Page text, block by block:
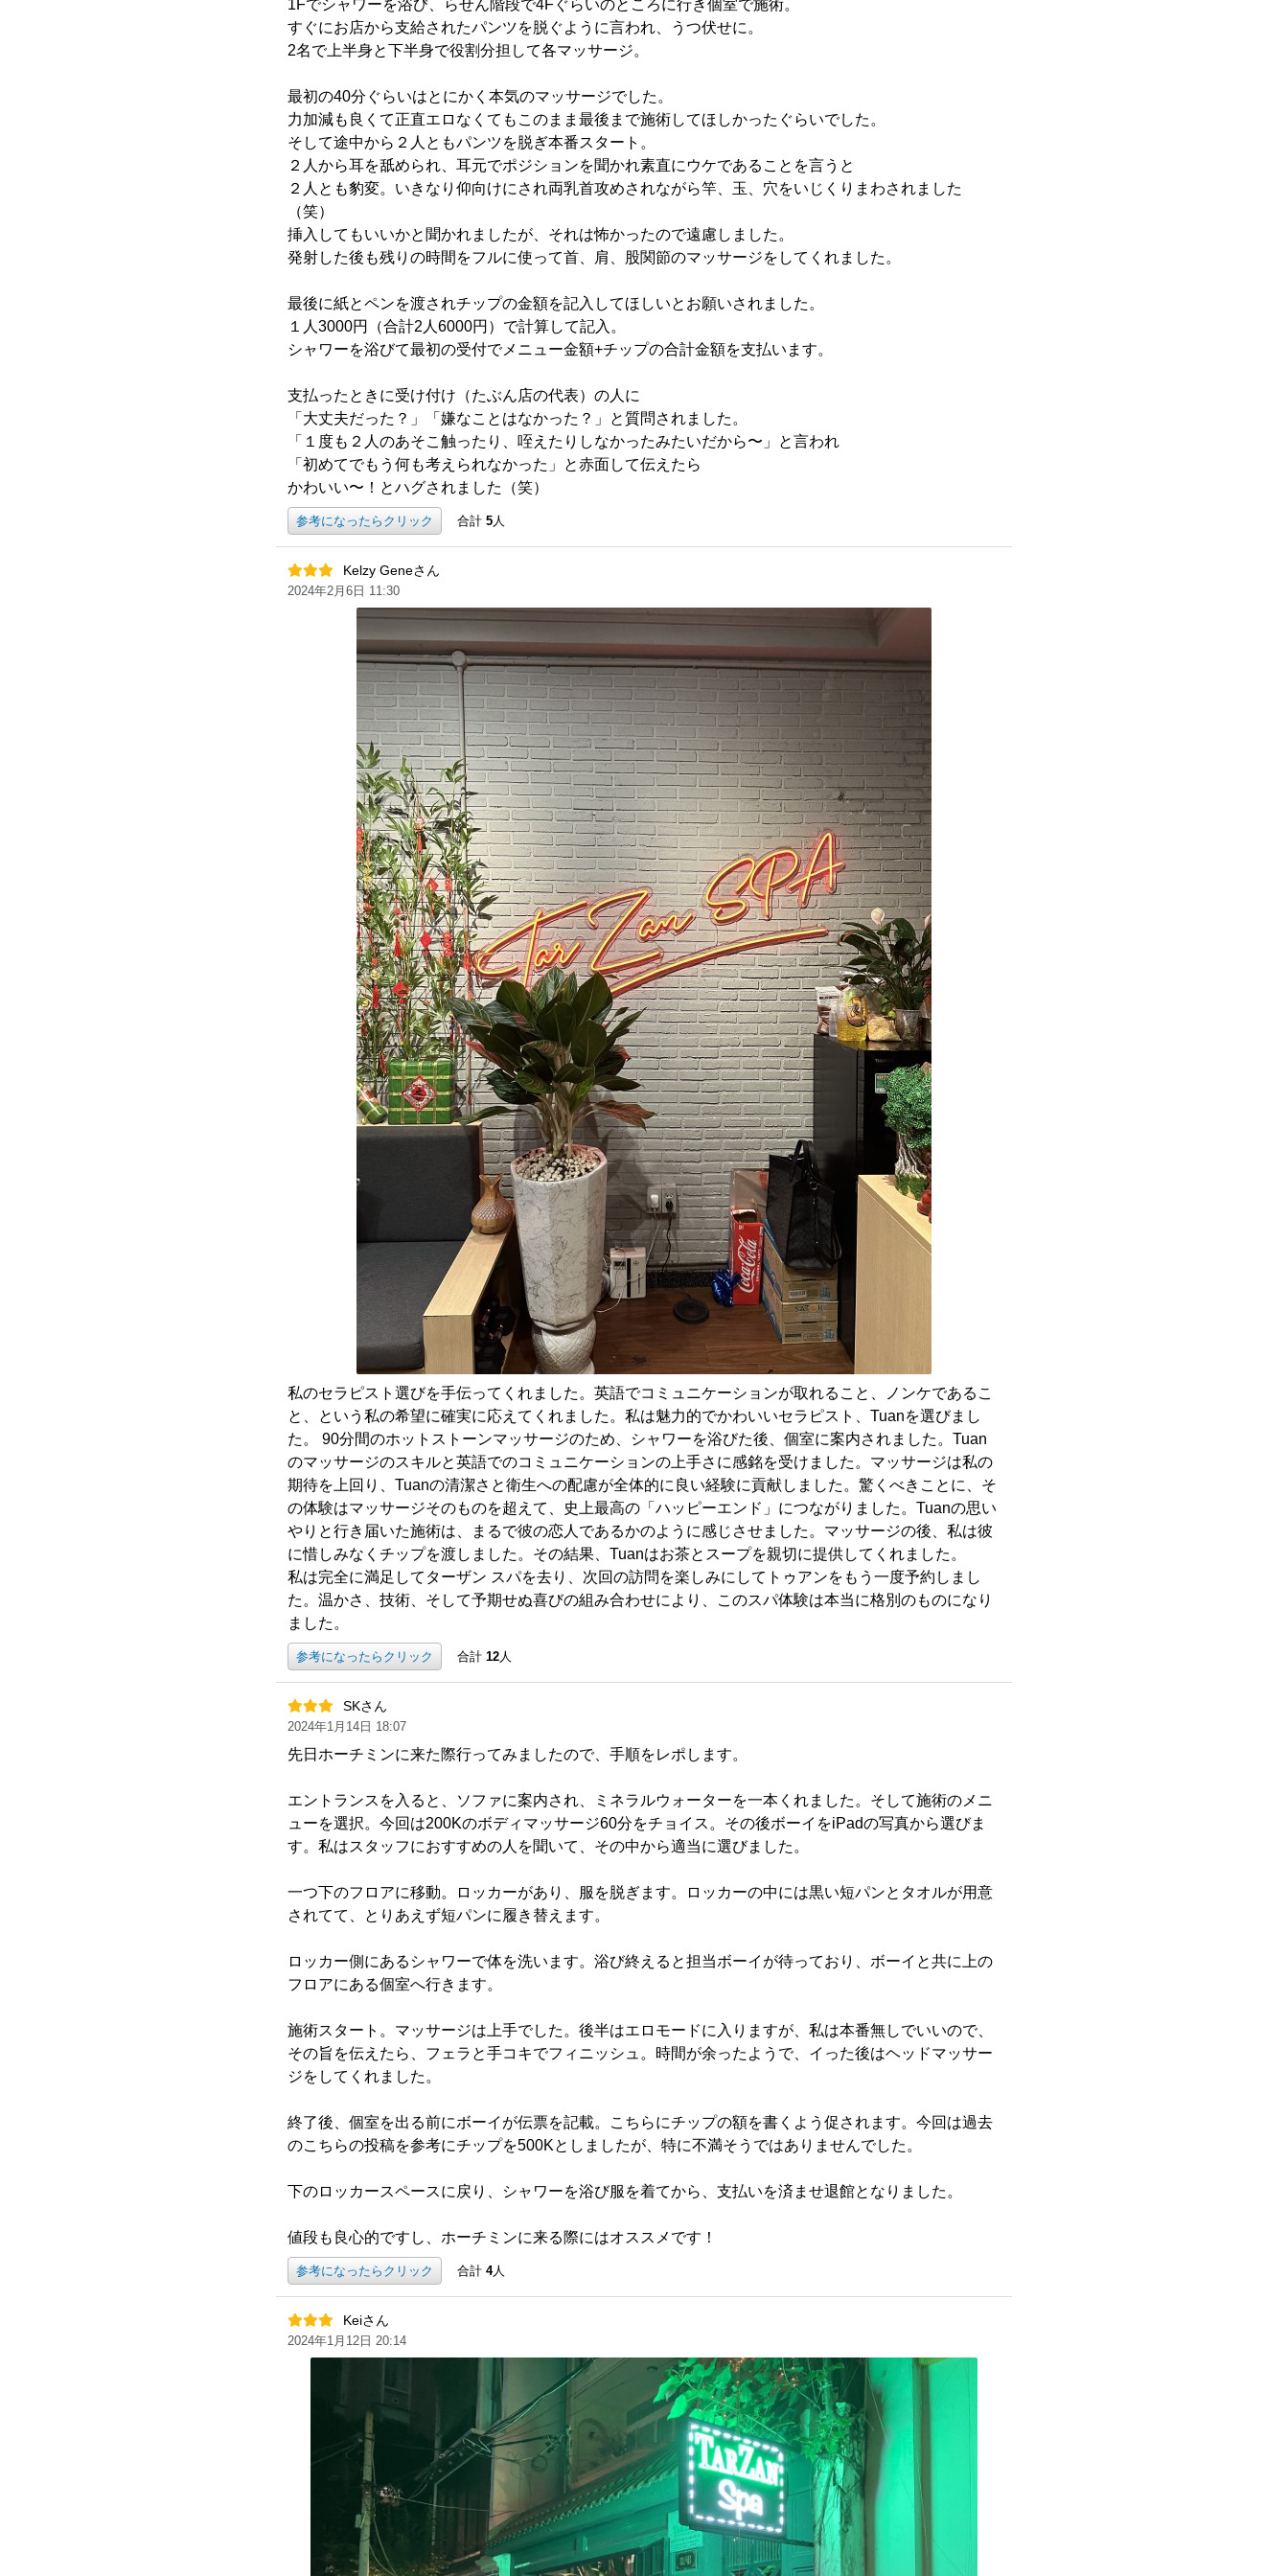
1Fでシャワーを浴び、らせん階段で4Fぐらいのところに行き個室で施術。
すぐにお店から支給されたパンツを脱ぐように言われ、うつ伏せに。
2名で上半身と下半身で役割分担して各マッサージ。
最初の40分ぐらいはとにかく本気のマッサージでした。
力加減も良くて正直エロなくてもこのまま最後まで施術してほしかったぐらいでした。
そして途中から２人ともパンツを脱ぎ本番スタート。
２人から耳を舐められ、耳元でポジションを聞かれ素直にウケであることを言うと
２人とも豹変。いきなり仰向けにされ両乳首攻めされながら竿、玉、穴をいじくりまわされました
（笑）
挿入してもいいかと聞かれましたが、それは怖かったので遠慮しました。
発射した後も残りの時間をフルに使って首、肩、股関節のマッサージをしてくれました。
最後に紙とペンを渡されチップの金額を記入してほしいとお願いされました。
１人3000円（合計2人6000円）で計算して記入。
シャワーを浴びて最初の受付でメニュー金額+チップの合計金額を支払います。
支払ったときに受け付け（たぶん店の代表）の人に
「大丈夫だった？」「嫌なことはなかった？」と質問されました。
「１度も２人のあそこ触ったり、咥えたりしなかったみたいだから〜」と言われ
「初めてでもう何も考えられなかった」と赤面して伝えたら
かわいい〜！とハグされました（笑）
参考になったらクリック 合計 5人
Kelzy Geneさん
2024年2月6日 11:30
私のセラピスト選びを手伝ってくれました。英語でコミュニケーションが取れること、ノンケであるこ
と、という私の希望に確実に応えてくれました。私は魅力的でかわいいセラピスト、Tuanを選びまし
た。 90分間のホットストーンマッサージのため、シャワーを浴びた後、個室に案内されました。Tuan
のマッサージのスキルと英語でのコミュニケーションの上手さに感銘を受けました。マッサージは私の
期待を上回り、Tuanの清潔さと衛生への配慮が全体的に良い経験に貢献しました。驚くべきことに、そ
の体験はマッサージそのものを超えて、史上最高の「ハッピーエンド」につながりました。Tuanの思い
やりと行き届いた施術は、まるで彼の恋人であるかのように感じさせました。マッサージの後、私は彼
に惜しみなくチップを渡しました。その結果、Tuanはお茶とスープを親切に提供してくれました。
私は完全に満足してターザン スパを去り、次回の訪問を楽しみにしてトゥアンをもう一度予約しまし
た。温かさ、技術、そして予期せぬ喜びの組み合わせにより、このスパ体験は本当に格別のものになり
ました。
参考になったらクリック 合計 12人
SKさん
2024年1月14日 18:07
先日ホーチミンに来た際行ってみましたので、手順をレポします。
エントランスを入ると、ソファに案内され、ミネラルウォーターを一本くれました。そして施術のメニ
ューを選択。今回は200Kのボディマッサージ60分をチョイス。その後ボーイをiPadの写真から選びま
す。私はスタッフにおすすめの人を聞いて、その中から適当に選びました。
一つ下のフロアに移動。ロッカーがあり、服を脱ぎます。ロッカーの中には黒い短パンとタオルが用意
されてて、とりあえず短パンに履き替えます。
ロッカー側にあるシャワーで体を洗います。浴び終えると担当ボーイが待っており、ボーイと共に上の
フロアにある個室へ行きます。
施術スタート。マッサージは上手でした。後半はエロモードに入りますが、私は本番無しでいいので、
その旨を伝えたら、フェラと手コキでフィニッシュ。時間が余ったようで、イった後はヘッドマッサー
ジをしてくれました。
終了後、個室を出る前にボーイが伝票を記載。こちらにチップの額を書くよう促されます。今回は過去
のこちらの投稿を参考にチップを500Kとしましたが、特に不満そうではありませんでした。
下のロッカースペースに戻り、シャワーを浴び服を着てから、支払いを済ませ退館となりました。
値段も良心的ですし、ホーチミンに来る際にはオススメです！
参考になったらクリック 合計 4人
Keiさん
2024年1月12日 20:14